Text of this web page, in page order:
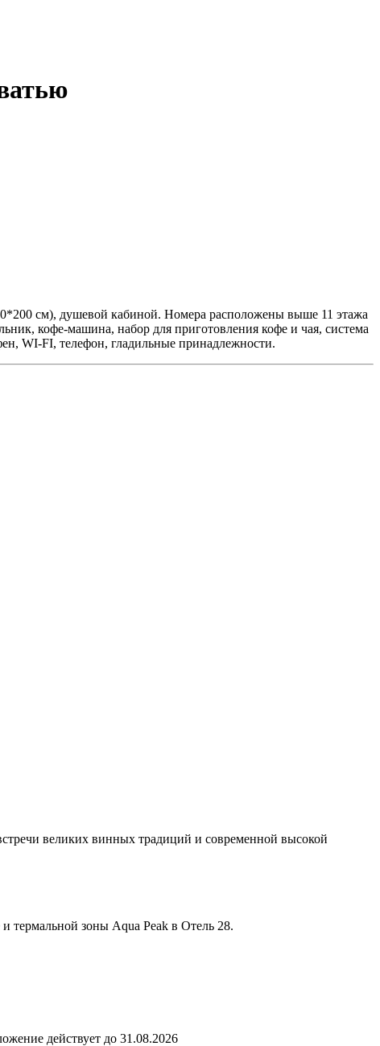
см), душевой кабиной. Номера расположены выше 11 этажа
кофе-машина, набор для приготовления кофе и чая, система
WI-FI, телефон, гладильные принадлежности.
великих винных традиций и современной высокой
термальной зоны Aqua Peak в Отель 28.
действует до 31.08.2026